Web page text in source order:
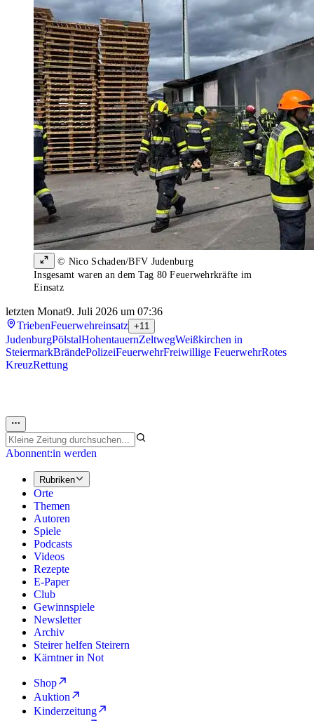
© Nico Schaden/BFV Judenburg
Insgesamt waren an dem Tag 80 Feuerwehrkräfte im
Einsatz
letzten Monat9. Juli 2026 um 07:36
TriebenFeuerwehreinsatz +11
JudenburgPölstalHohentauernZeltwegWeißkirchen in
SteiermarkBrändePolizeiFeuerwehrFreiwillige FeuerwehrRotes
KreuzRettung
Abonnent:in werden
Rubriken
Orte
Themen
Autoren
Spiele
Podcasts
Videos
Rezepte
E-Paper
Club
Gewinnspiele
Newsletter
Archiv
Steirer helfen Steirern
Kärntner in Not
Shop
Auktion
Kinderzeitung